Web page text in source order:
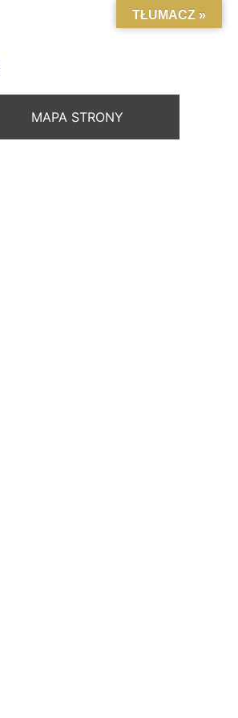
MAPA STRONY
TŁUMACZ »